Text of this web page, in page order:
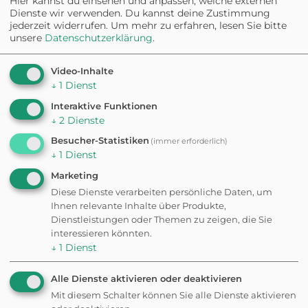
Hunde ausreichend Platz zum
Toben haben.
Die Parkplätze sind oft überfüllt
und es kann schwierig sein,
einen freien Platz zu finden.
✦ Eigene Bewertung schreiben
Fehler gefunden? Feedback senden
Weitere
Ausflugsziele in der
Dienste wir verwenden. Du kannst deine Zustimmung
jederzeit widerrufen. Um mehr zu erfahren, lesen Sie bitte
unsere Datenschutzerklärung.
Video-Inhalte
↓ 1 Dienst
Interaktive Funktionen
↓ 2 Dienste
Besucher-Statistiken (immer erforderlich)
↓ 1 Dienst
Marketing
Diese Dienste verarbeiten persönliche Daten, um
Ihnen relevante Inhalte über Produkte,
Dienstleistungen oder Themen zu zeigen, die Sie
interessieren könnten.
↓ 1 Dienst
Alle Dienste aktivieren oder deaktivieren
Mit diesem Schalter können Sie alle Dienste aktivieren